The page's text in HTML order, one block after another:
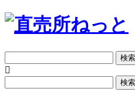
リ